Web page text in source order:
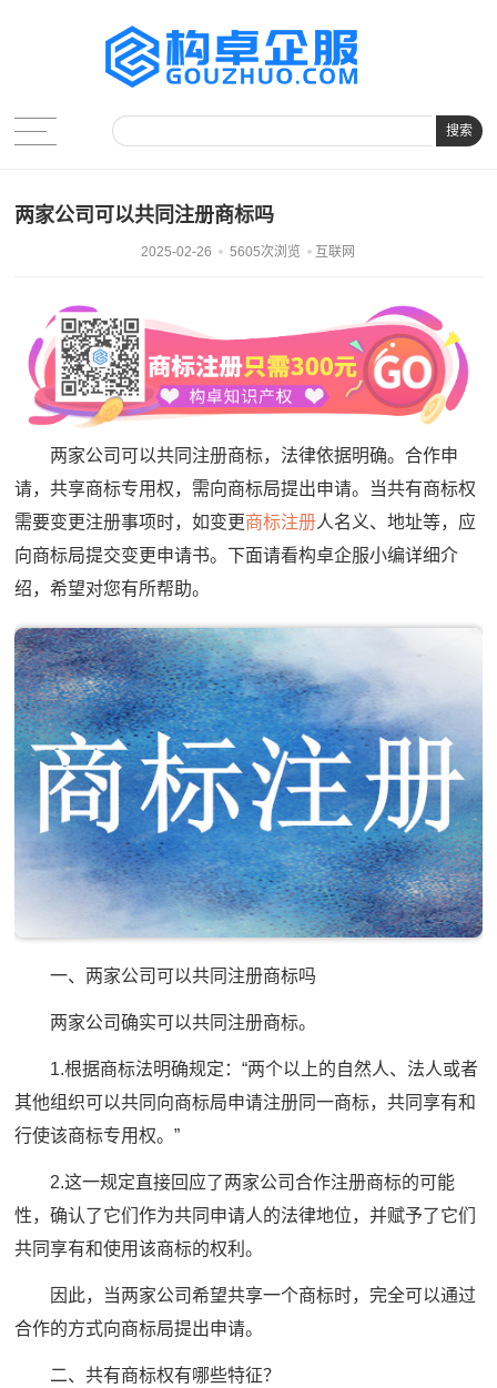
搜索
两家公司可以共同注册商标吗
2025-02-26 5605次浏览 互联网
两家公司可以共同注册商标，法律依据明确。合作申
请，共享商标专用权，需向商标局提出申请。当共有商标权
需要变更注册事项时，如变更商标注册人名义、地址等，应
向商标局提交变更申请书。下面请看构卓企服小编详细介
绍，希望对您有所帮助。
一、两家公司可以共同注册商标吗
两家公司确实可以共同注册商标。
1.根据商标法明确规定：“两个以上的自然人、法人或者
其他组织可以共同向商标局申请注册同一商标，共同享有和
行使该商标专用权。”
2.这一规定直接回应了两家公司合作注册商标的可能
性，确认了它们作为共同申请人的法律地位，并赋予了它们
共同享有和使用该商标的权利。
因此，当两家公司希望共享一个商标时，完全可以通过
合作的方式向商标局提出申请。
二、共有商标权有哪些特征？